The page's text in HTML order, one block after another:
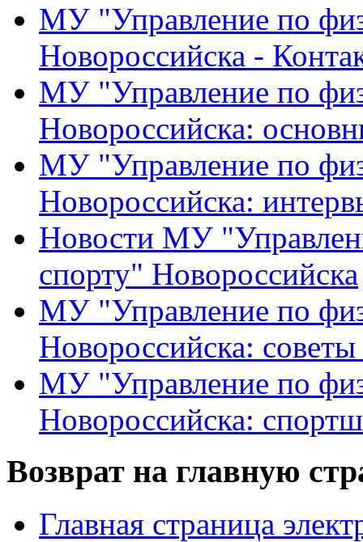
МУ "Управление по
Новороссийска -
МУ "Управление по
Новороссийска:
МУ "Управление по
Новороссийска:
Новости МУ
спорту" Новороссийска
МУ "Управление по
Новороссийска:
МУ "Управление по
Новороссийска:
Возврат на главную
Главная страница